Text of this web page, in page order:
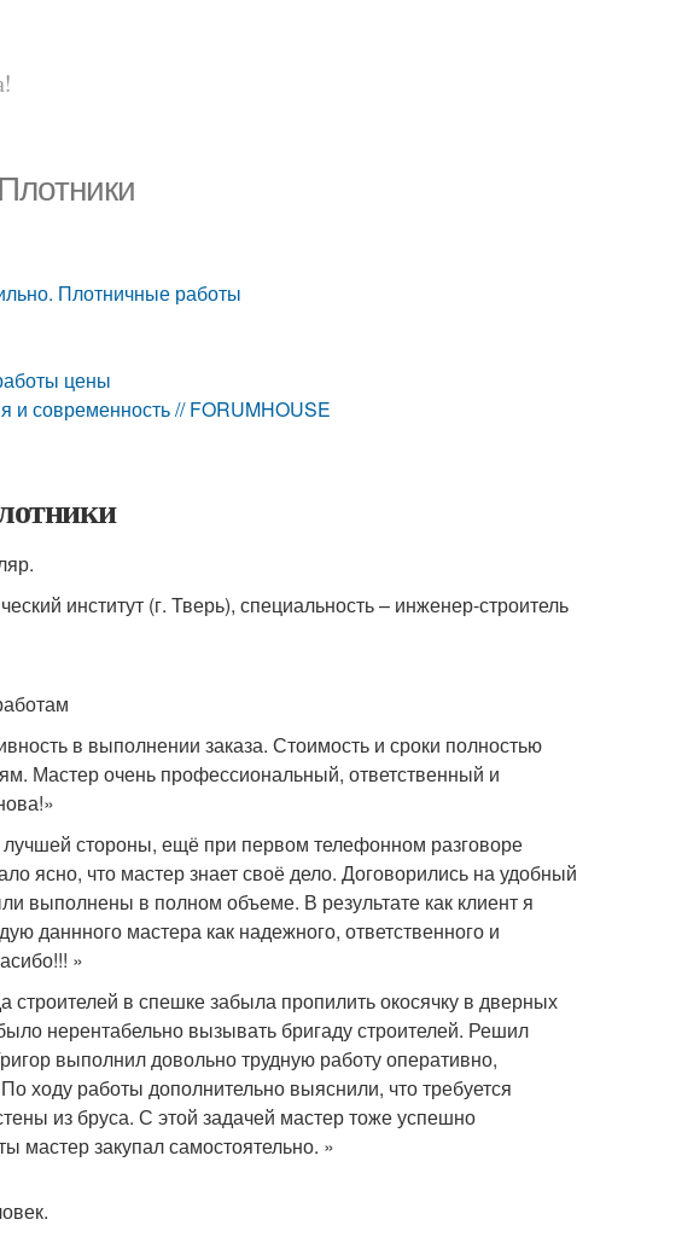
Плотничные работы
цены
и современность // FORUMHOUSE
институт (г. Тверь), специальность – инженер-строитель
в выполнении заказа. Стоимость и сроки полностью
Мастер очень профессиональный, ответственный и
стороны, ещё при первом телефонном разговоре
ясно, что мастер знает своё дело. Договорились на удобный
выполнены в полном объеме. В результате как клиент я
даннного мастера как надежного, ответственного и
»
в спешке забыла пропилить окосячку в дверных
нерентабельно вызывать бригаду строителей. Решил
выполнил довольно трудную работу оперативно,
ходу работы дополнительно выяснили, что требуется
из бруса. С этой задачей мастер тоже успешно
мастер закупал самостоятельно. »